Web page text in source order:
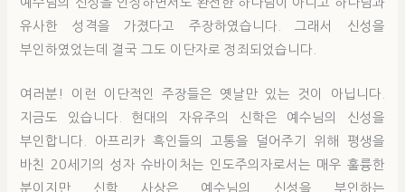
유사한 성격을 가졌다고 주장하였습니다. 그래서 신성을
부인하였었는데 결국 그도 이단자로 정죄되었습니다.
여러분! 이런 이단적인 주장들은 옛날만 있는 것이 아닙니다.
지금도 있습니다. 현대의 자유주의 신학은 예수님의 신성을
부인합니다. 아프리카 흑인들의 고통을 덜어주기 위해 평생을
바친 20세기의 성자 슈바이처는 인도주의자로서는 매우 훌륭한
분이지만 신학 사상은 예수님의 신성을 부인하는